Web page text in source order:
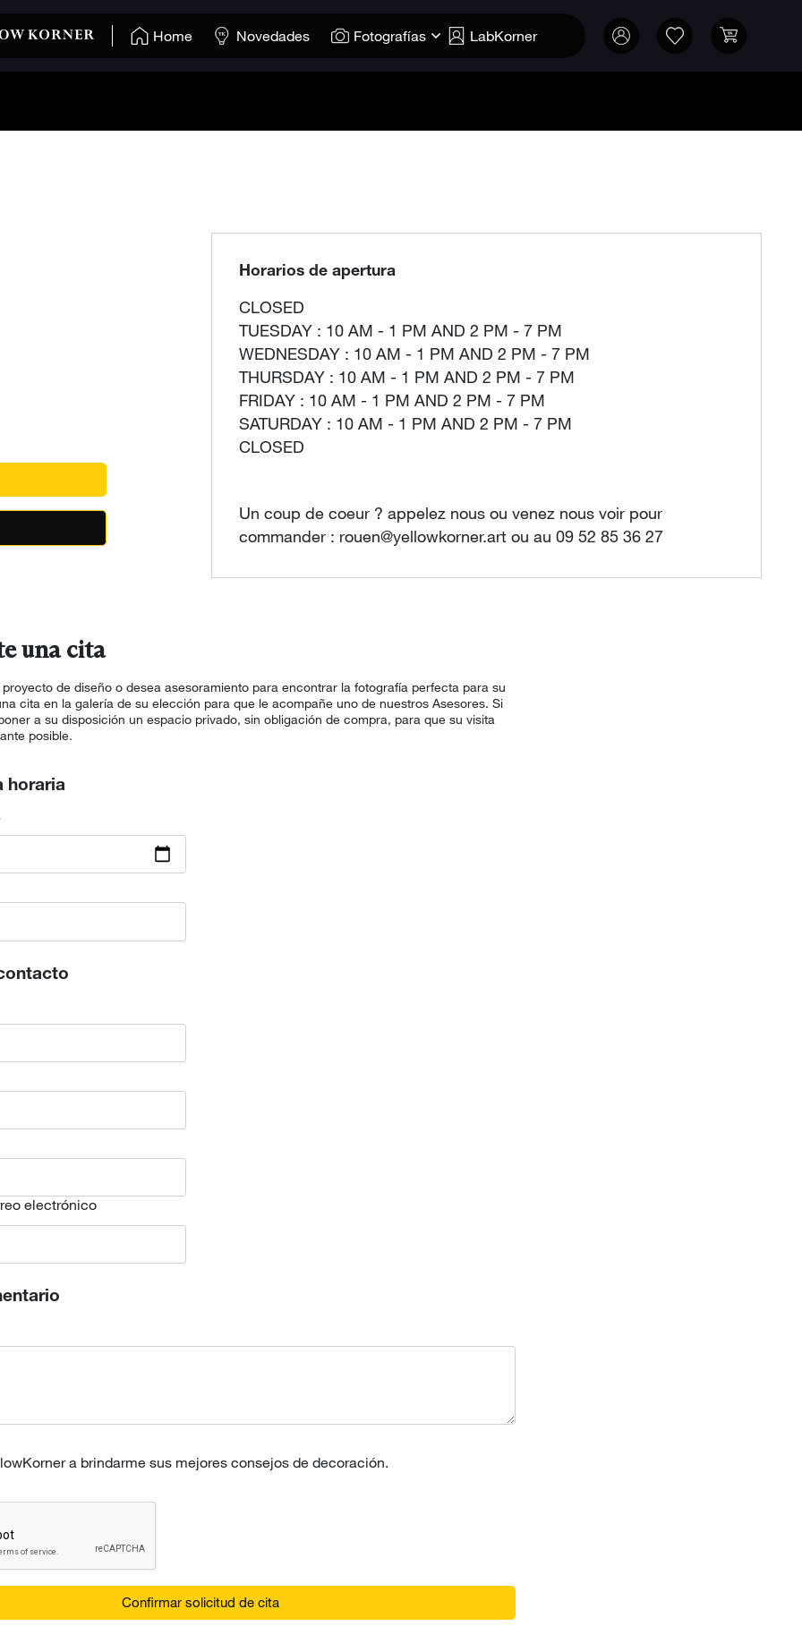
Home Novedades Fotografías LabKorner
Horarios de apertura
CLOSED
TUESDAY : 10 AM - 1 PM AND 2 PM - 7 PM
WEDNESDAY : 10 AM - 1 PM AND 2 PM - 7 PM
THURSDAY : 10 AM - 1 PM AND 2 PM - 7 PM
FRIDAY : 10 AM - 1 PM AND 2 PM - 7 PM
SATURDAY : 10 AM - 1 PM AND 2 PM - 7 PM
CLOSED
Un coup de coeur ? appelez nous ou venez nous voir pour
commander : rouen@yellowkorner.art ou au 09 52 85 36 27
una cita
de diseño o desea asesoramiento para encontrar la fotografía perfecta para su
cita en la galería de su elección para que le acompañe uno de nuestros Asesores. Si
a su disposición un espacio privado, sin obligación de compra, para que su visita
posible.
horaria
electrónico
a brindarme sus mejores consejos de decoración.
Confirmar solicitud de cita